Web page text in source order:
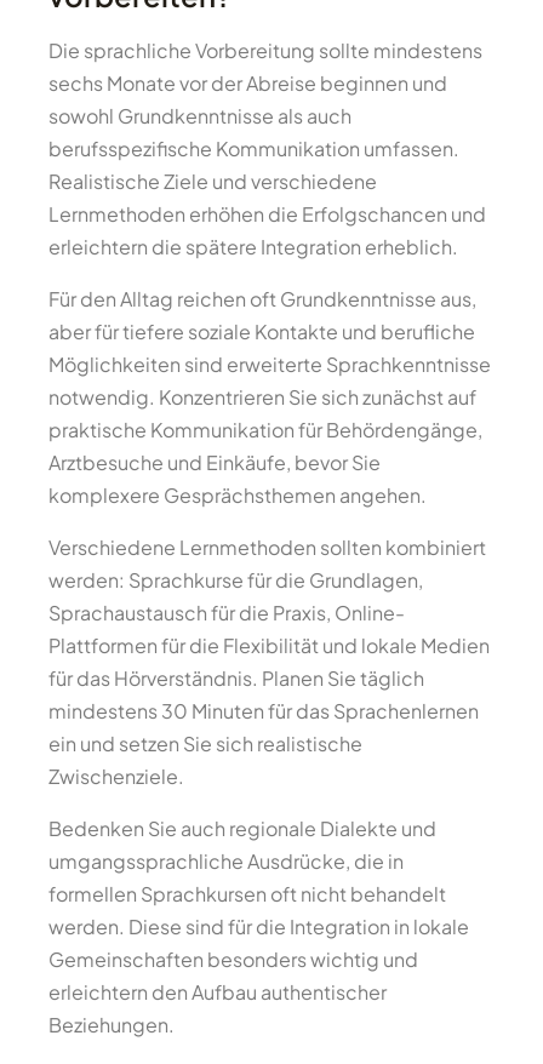
Die sprachliche Vorbereitung sollte mindestens
sechs Monate vor der Abreise beginnen und
sowohl Grundkenntnisse als auch
berufsspezifische Kommunikation umfassen.
Realistische Ziele und verschiedene
Lernmethoden erhöhen die Erfolgschancen und
erleichtern die spätere Integration erheblich.
Für den Alltag reichen oft Grundkenntnisse aus,
aber für tiefere soziale Kontakte und berufliche
Möglichkeiten sind erweiterte Sprachkenntnisse
notwendig. Konzentrieren Sie sich zunächst auf
praktische Kommunikation für Behördengänge,
Arztbesuche und Einkäufe, bevor Sie
komplexere Gesprächsthemen angehen.
Verschiedene Lernmethoden sollten kombiniert
werden: Sprachkurse für die Grundlagen,
Sprachaustausch für die Praxis, Online-
Plattformen für die Flexibilität und lokale Medien
für das Hörverständnis. Planen Sie täglich
mindestens 30 Minuten für das Sprachenlernen
ein und setzen Sie sich realistische
Zwischenziele.
Bedenken Sie auch regionale Dialekte und
umgangssprachliche Ausdrücke, die in
formellen Sprachkursen oft nicht behandelt
werden. Diese sind für die Integration in lokale
Gemeinschaften besonders wichtig und
erleichtern den Aufbau authentischer
Beziehungen.